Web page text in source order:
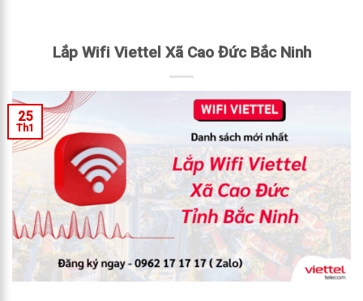
Lắp Wifi Viettel Xã Cao Đức Bắc Ninh
25
Th1